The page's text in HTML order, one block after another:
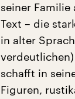
seiner
Text – die
in alter
schafft in
Figuren,